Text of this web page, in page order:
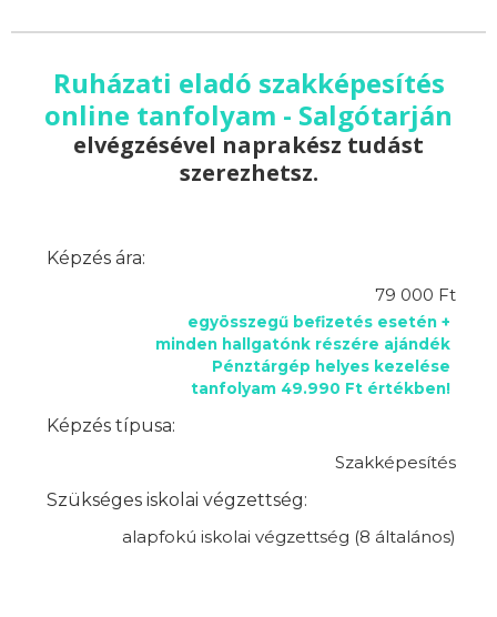
Ruházati eladó szakképesítés
online tanfolyam - Salgótarján
elvégzésével naprakész tudást
szerezhetsz.
Képzés ára:
79 000 Ft
egyösszegű befizetés esetén +
minden hallgatónk részére ajándék
Pénztárgép helyes kezelése
tanfolyam 49.990 Ft értékben!
Képzés típusa:
Szakképesítés
Szükséges iskolai végzettség:
alapfokú iskolai végzettség (8 általános)